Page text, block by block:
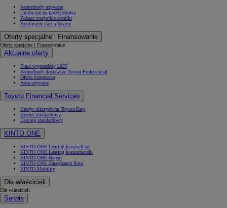
Samochody używane
Umów się na jazdę testową
Zobacz wszystkie cenniki
Konfiguruj swoją Toyotę
Oferty specjalne i Finansowanie
Oferty specjalne i Finansowanie
Aktualne oferty
Finał wyprzedaży 2025
Samochody dostawcze Toyota Professional
Oferta biznesowa
Auta używane
Toyota Financial Services
Kredyt niższych rat Toyota Easy
Kredyt standardowy
Leasing standardowy
KINTO ONE
KINTO ONE Leasing niższych rat
KINTO ONE Leasing konsumencki
KINTO ONE Najem
KINTO ONE Zarządzanie flotą
KINTO Mobility
Dla właścicieli
Dla właścicieli
Serwis